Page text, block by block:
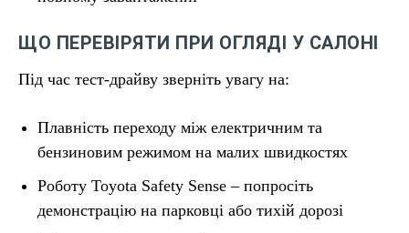
ЩО ПЕРЕВІРЯТИ ПРИ ОГЛЯДІ У САЛОНІ
Під час тест-драйву зверніть увагу на:
Плавність переходу між електричним та
бензиновим режимом на малих швидкостях
Роботу Toyota Safety Sense – попросіть
демонстрацію на парковці або тихій дорозі